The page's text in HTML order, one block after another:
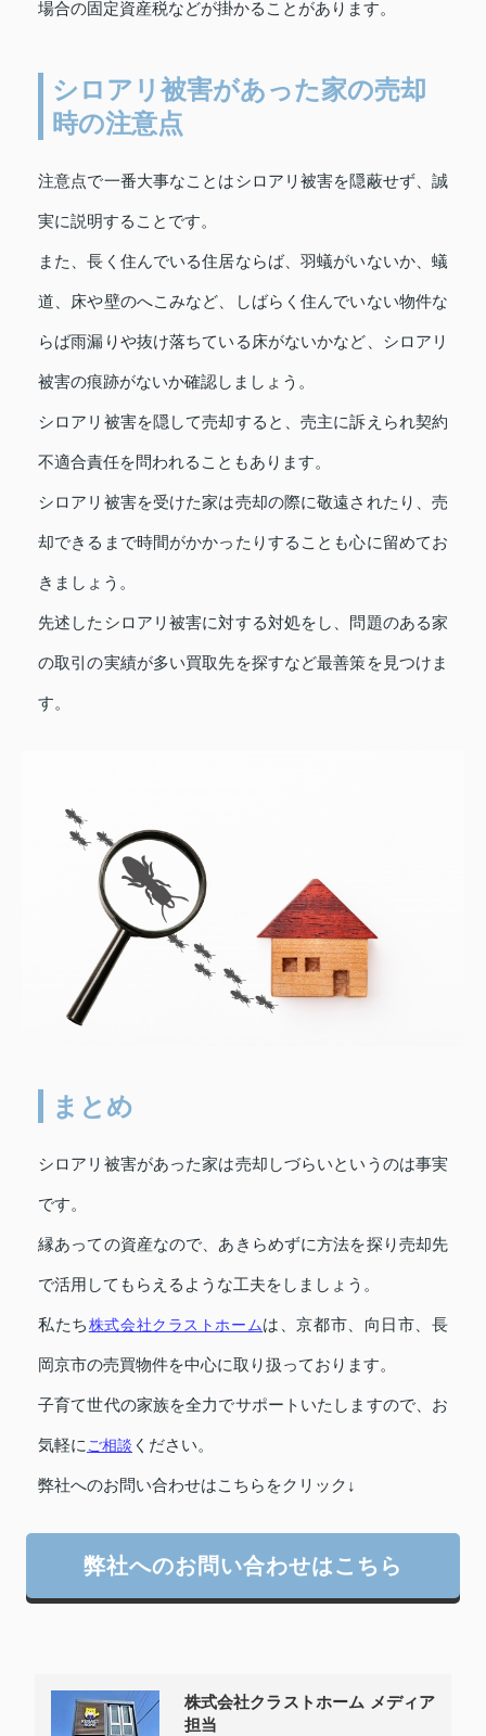
場合の固定資産税などが掛かることがあります。
シロアリ被害があった家の売却
時の注意点
注意点で一番大事なことはシロアリ被害を隠蔽せず、誠
実に説明することです。
また、長く住んでいる住居ならば、羽蟻がいないか、蟻
道、床や壁のへこみなど、しばらく住んでいない物件な
らば雨漏りや抜け落ちている床がないかなど、シロアリ
被害の痕跡がないか確認しましょう。
シロアリ被害を隠して売却すると、売主に訴えられ契約
不適合責任を問われることもあります。
シロアリ被害を受けた家は売却の際に敬遠されたり、売
却できるまで時間がかかったりすることも心に留めてお
きましょう。
先述したシロアリ被害に対する対処をし、問題のある家
の取引の実績が多い買取先を探すなど最善策を見つけま
す。
まとめ
シロアリ被害があった家は売却しづらいというのは事実
です。
縁あっての資産なので、あきらめずに方法を探り売却先
で活用してもらえるような工夫をしましょう。
私たち株式会社クラストホームは、京都市、向日市、長
岡京市の売買物件を中心に取り扱っております。
子育て世代の家族を全力でサポートいたしますので、お
気軽にご相談 ください。
弊社へのお問い合わせはこちらをクリック↓
弊社へのお問い合わせはこちら
株式会社クラストホーム メディア
担当